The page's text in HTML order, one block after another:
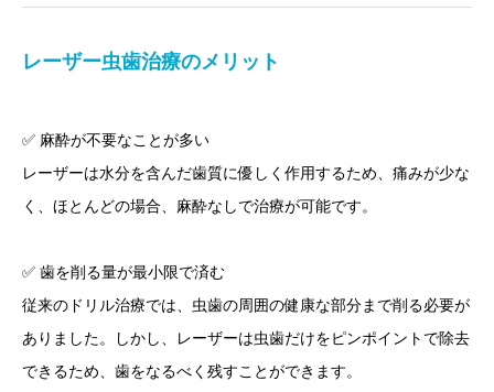
レーザー虫歯治療のメリット
✅ 麻酔が不要なことが多い
レーザーは水分を含んだ歯質に優しく作用するため、痛みが少な
く、ほとんどの場合、麻酔なしで治療が可能です。
✅ 歯を削る量が最小限で済む
従来のドリル治療では、虫歯の周囲の健康な部分まで削る必要が
ありました。しかし、レーザーは虫歯だけをピンポイントで除去
できるため、歯をなるべく残すことができます。